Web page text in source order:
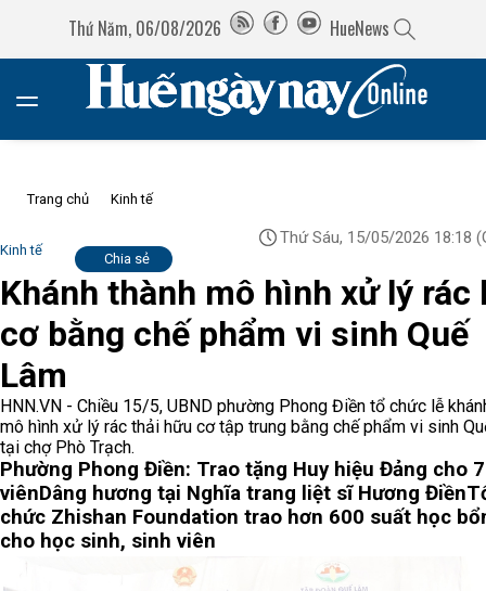
Thứ Năm, 06/08/2026 HueNews
Trang chủ Kinh tế
Kinh tế
Thứ Sáu, 15/05/2026 18:18
Chia sẻ
Khánh thành mô hình xử lý rác
cơ bằng chế phẩm vi sinh Quế
Lâm
HNN.VN - Chiều 15/5, UBND phường Phong Điền tổ chức lễ
mô hình xử lý rác thải hữu cơ tập trung bằng chế phẩm vi sinh
tại chợ Phò Trạch.
Phường Phong Điền: Trao tặng Huy hiệu Đảng cho
viênDâng hương tại Nghĩa trang liệt sĩ Hương Điền
chức Zhishan Foundation trao hơn 600 suất học
cho học sinh, sinh viên